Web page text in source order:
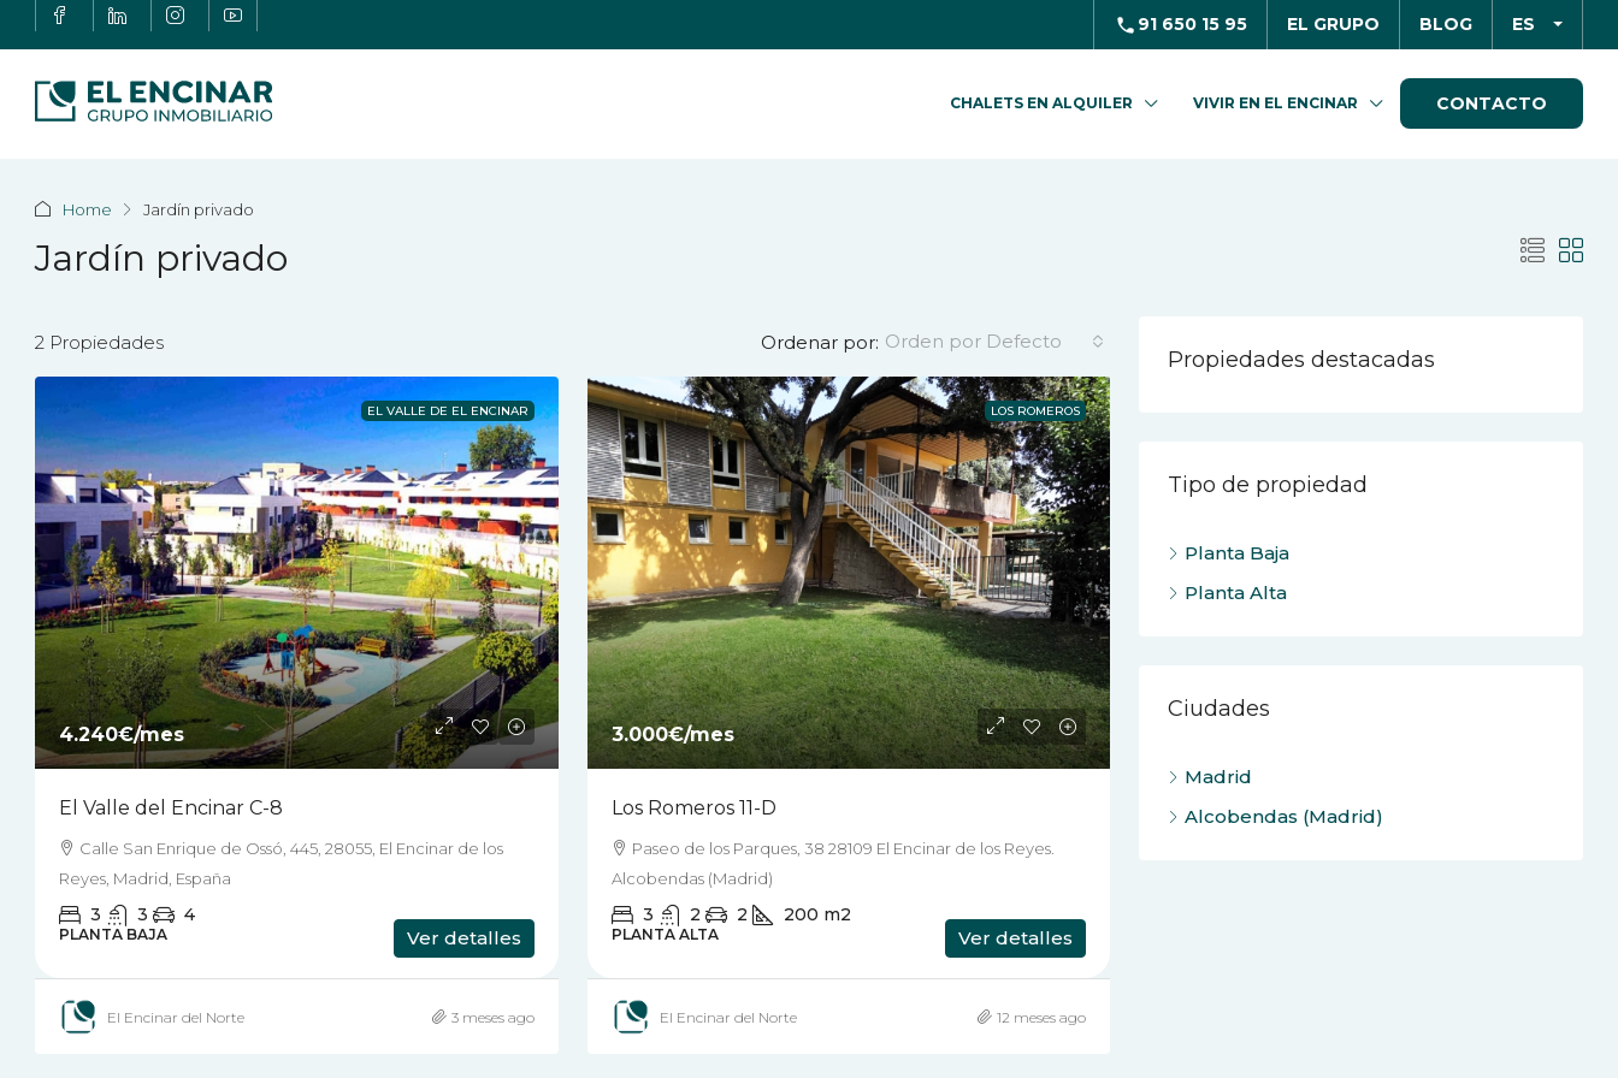
91 650 15 95 EL GRUPO BLOG ES
CHALETS EN ALQUILER VIVIR EN EL ENCINAR CONTACTO
Home Jardín privado
Jardín privado
2 Propiedades Ordenar por: Orden por Defecto
EL VALLE DE EL ENCINAR
4.240€/mes
El Valle del Encinar C-8
Calle San Enrique de Ossó, 445, 28055, El Encinar de los
Reyes, Madrid, España
3 3 4
PLANTA BAJA Ver detalles
El Encinar del Norte 3 meses ago
LOS ROMEROS
3.000€/mes
Los Romeros 11-D
Paseo de los Parques, 38 28109 El Encinar de los Reyes.
Alcobendas (Madrid)
3 2 2 200 m2
PLANTA ALTA Ver detalles
El Encinar del Norte 12 meses ago
Propiedades destacadas
Tipo de propiedad
Planta Baja
Planta Alta
Ciudades
Madrid
Alcobendas (Madrid)